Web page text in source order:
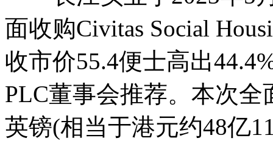
面收购Civitas Social
收市价55.4便士高出
PLC董事会推荐。本次
英镑(相当于港元约48亿